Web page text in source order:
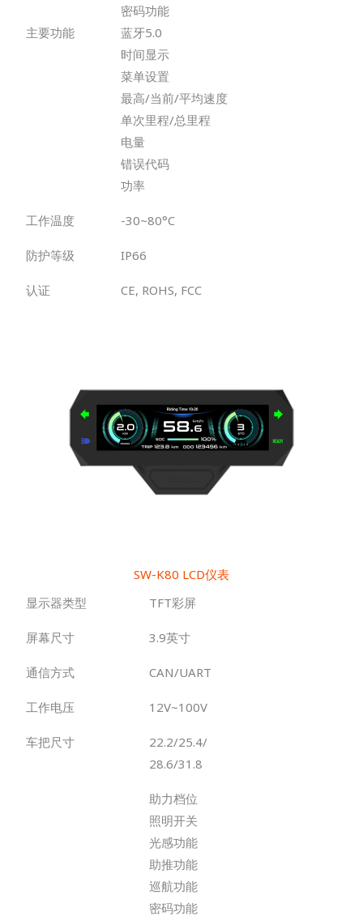
主要功能
密码功能
蓝牙5.0
时间显示
菜单设置
最高/当前/平均速度
单次里程/总里程
电量
错误代码
功率
工作温度 -30~80°C
防护等级 IP66
认证 CE, ROHS, FCC
SW-K80 LCD仪表
显示器类型
TFT彩屏
屏幕尺寸 3.9英寸
通信方式 CAN/UART
工作电压 12V~100V
车把尺寸
22.2/25.4/
28.6/31.8
助力档位
照明开关
光感功能
助推功能
巡航功能
密码功能